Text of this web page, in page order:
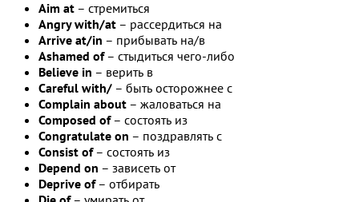
Aim at – стремиться
Angry with/at – рассердиться на
Arrive at/in – прибывать на/в
Ashamed of– стыдиться чего-либо
Believe in – верить в
Careful with/ – быть осторожнее с
Complain about – жаловаться на
Composed of– состоять из
Congratulate on – поздравлять с
Consist of– состоять из
Depend on – зависеть от
Deprive of– отбирать